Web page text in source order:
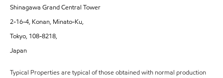
Shinagawa Grand Central Tower
2-16-4, Konan, Minato-Ku,
Tokyo, 108-8218,
Japan
Typical Properties are typical of those obtained with normal production